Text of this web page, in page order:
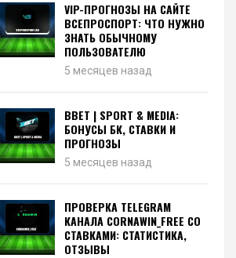
VIP-ПРОГНОЗЫ НА САЙТЕ
ВСЕПРОСПОРТ: ЧТО НУЖНО
ЗНАТЬ ОБЫЧНОМУ
ПОЛЬЗОВАТЕЛЮ
5 месяцев назад
BBET | SPORT & MEDIA:
БОНУСЫ БК, СТАВКИ И
ПРОГНОЗЫ
5 месяцев назад
ПРОВЕРКА TELEGRAM
КАНАЛА CORNAWIN_FREE СО
СТАВКАМИ: СТАТИСТИКА,
ОТЗЫВЫ